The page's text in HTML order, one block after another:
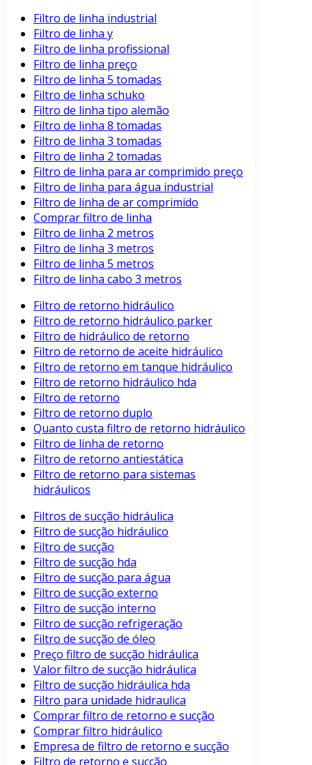
Filtro de linha industrial
Filtro de linha y
Filtro de linha profissional
Filtro de linha preço
Filtro de linha 5 tomadas
Filtro de linha schuko
Filtro de linha tipo alemão
Filtro de linha 8 tomadas
Filtro de linha 3 tomadas
Filtro de linha 2 tomadas
Filtro de linha para ar comprimido preço
Filtro de linha para água industrial
Filtro de linha de ar comprimido
Comprar filtro de linha
Filtro de linha 2 metros
Filtro de linha 3 metros
Filtro de linha 5 metros
Filtro de linha cabo 3 metros
Filtro de retorno hidráulico
Filtro de retorno hidráulico parker
Filtro de hidráulico de retorno
Filtro de retorno de aceite hidráulico
Filtro de retorno em tanque hidráulico
Filtro de retorno hidráulico hda
Filtro de retorno
Filtro de retorno duplo
Quanto custa filtro de retorno hidráulico
Filtro de linha de retorno
Filtro de retorno antiestática
Filtro de retorno para sistemas
hidráulicos
Filtros de sucção hidráulica
Filtro de sucção hidráulico
Filtro de sucção
Filtro de sucção hda
Filtro de sucção para água
Filtro de sucção externo
Filtro de sucção interno
Filtro de sucção refrigeração
Filtro de sucção de óleo
Preço filtro de sucção hidráulica
Valor filtro de sucção hidráulica
Filtro de sucção hidráulica hda
Filtro para unidade hidraulica
Comprar filtro de retorno e sucção
Comprar filtro hidráulico
Empresa de filtro de retorno e sucção
Filtro de retorno e sucção